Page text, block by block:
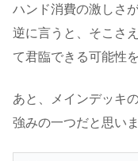
ハンド消費の激しさ
逆に言うと、そこさ
て君臨できる可能性
あと、メインデッキ
強みの一つだと思い